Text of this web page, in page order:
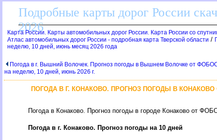
Подробные карты дорог России
2026
Карта России. Карты автомобильных дорог России. Карта России со
Атлас автомобильных дорог России - подробная карта Тверской области /
неделю, 10 дней, июнь месяц 2026 года
Погода в г. Вышний Волочек. Прогноз погоды в Вышнем Волочке от
на неделю, 10 дней, июнь 2026 г.
ПОГОДА В Г. КОНАКОВО. ПРОГНОЗ ПОГОДЫ В
Погода в Конаково. Прогноз погоды в городе Конаково от
Погода в г. Конаково. Прогноз погоды на 10 дней